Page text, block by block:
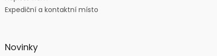
Expediční a kontaktní místo
Novinky